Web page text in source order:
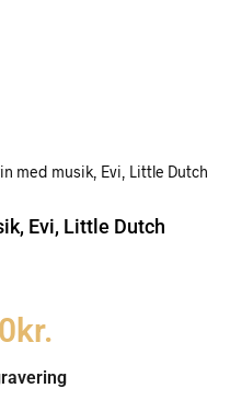
med musik, Evi, Little Dutch
Evi, Little Dutch
kr.